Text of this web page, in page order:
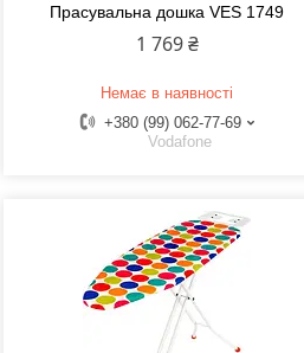
Прасувальна дошка VES 1749
1 769 ₴
Немає в наявності
+380 (99) 062-77-69
Vodafone